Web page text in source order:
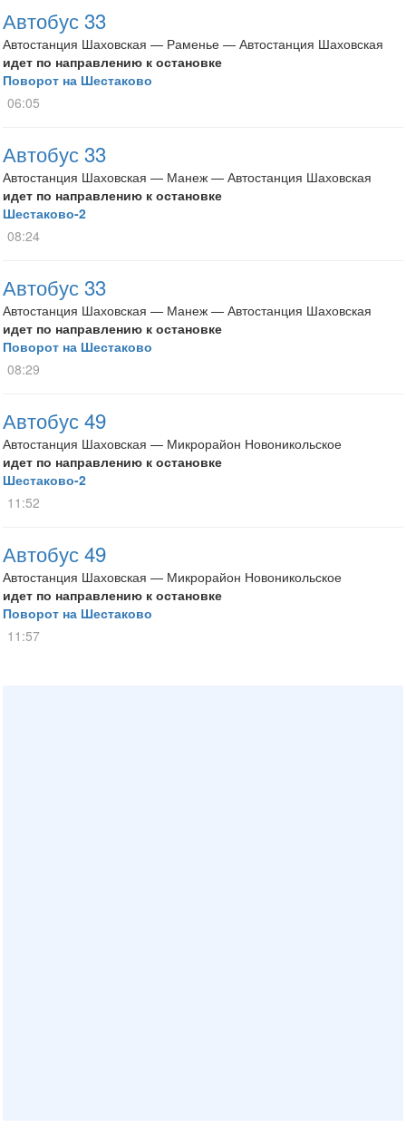
Автобус 33
Автостанция Шаховская — Раменье — Автостанция Шаховская
идет по направлению к остановке
Поворот на Шестаково
06:05
Автобус 33
Автостанция Шаховская — Манеж — Автостанция Шаховская
идет по направлению к остановке
Шестаково-2
08:24
Автобус 33
Автостанция Шаховская — Манеж — Автостанция Шаховская
идет по направлению к остановке
Поворот на Шестаково
08:29
Автобус 49
Автостанция Шаховская — Микрорайон Новоникольское
идет по направлению к остановке
Шестаково-2
11:52
Автобус 49
Автостанция Шаховская — Микрорайон Новоникольское
идет по направлению к остановке
Поворот на Шестаково
11:57